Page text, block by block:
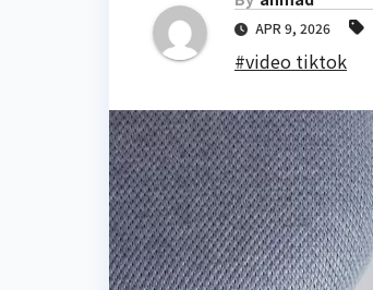
APR 9, 2026
#video tiktok